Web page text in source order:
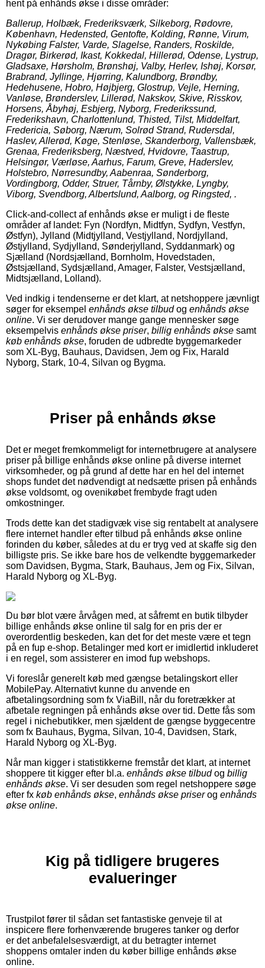
hent på enhånds økse i disse områder:
Ballerup, Holbæk, Frederiksværk, Silkeborg, Rødovre,
København, Hedensted, Gentofte, Kolding, Rønne, Virum,
Nykøbing Falster, Varde, Slagelse, Randers, Roskilde,
Dragør, Birkerød, Ikast, Kokkedal, Hillerød, Odense, Lystrup,
Gladsaxe, Hørsholm, Brønshøj, Valby, Herlev, Ishøj, Korsør,
Brabrand, Jyllinge, Hjørring, Kalundborg, Brøndby,
Hedehusene, Hobro, Højbjerg, Glostrup, Vejle, Herning,
Vanløse, Brønderslev, Lillerød, Nakskov, Skive, Risskov,
Horsens, Åbyhøj, Esbjerg, Nyborg, Frederikssund,
Frederikshavn, Charlottenlund, Thisted, Tilst, Middelfart,
Fredericia, Søborg, Nærum, Solrød Strand, Rudersdal,
Haslev, Allerød, Køge, Stenløse, Skanderborg, Vallensbæk,
Grenaa, Frederiksberg, Næstved, Hvidovre, Taastrup,
Helsingør, Værløse, Aarhus, Farum, Greve, Haderslev,
Holstebro, Nørresundby, Aabenraa, Sønderborg,
Vordingborg, Odder, Struer, Tårnby, Ølstykke, Lyngby,
Viborg, Svendborg, Albertslund, Aalborg, og Ringsted, .
Click-and-collect af enhånds økse er muligt i de fleste
områder af landet: Fyn (Nordfyn, Midtfyn, Sydfyn, Vestfyn,
Østfyn), Jylland (Midtjylland, Vestjylland, Nordjylland,
Østjylland, Sydjylland, Sønderjylland, Syddanmark) og
Sjælland (Nordsjælland, Bornholm, Hovedstaden,
Østsjælland, Sydsjælland, Amager, Falster, Vestsjælland,
Midtsjælland, Lolland).
Ved indkig i tendenserne er det klart, at netshoppere jævnligt
søger for eksempel enhånds økse tilbudog enhånds økse
online. Vi ser derudover mange gange mennesker søge
eksempelvis enhånds økse priser, billig enhånds økse samt
køb enhånds økse, foruden de udbredte byggemarkeder
som XL-Byg, Bauhaus, Davidsen, Jem og Fix, Harald
Nyborg, Stark, 10-4, Silvan og Bygma.
Priser på enhånds økse
Det er meget fremkommeligt for internetbrugere at analysere
priser på billige enhånds økse online på diverse internet
virksomheder, og på grund af dette har en hel del internet
shops fundet det nødvendigt at nedsætte prisen på enhånds
økse voldsomt, og ovenikøbet frembyde fragt uden
omkostninger.
Trods dette kan det stadigvæk vise sig rentabelt at analysere
flere internet handler efter tilbud på enhånds økse online
forinden du køber, således at du er tryg ved at skaffe sig den
billigste pris. Se ikke bare hos de velkendte byggemarkeder
som Davidsen, Bygma, Stark, Bauhaus, Jem og Fix, Silvan,
Harald Nyborg og XL-Byg.
Du bør blot være årvågen med, at såfremt en butik tilbyder
billige enhånds økse online til salg for en pris der er
overordentlig beskeden, kan det for det meste være et tegn
på en fup e-shop. Betalinger med kort er imidlertid inkluderet
i en regel, som assisterer en imod fup webshops.
Vi foreslår generelt køb med gængse betalingskort eller
MobilePay. Alternativt kunne du anvende en
afbetalingsordning som fx ViaBill, når du foretrækker at
afbetale regningen på enhånds økse over tid. Dette fås som
regel i nichebutikker, men sjældent de gængse byggecentre
som fx Bauhaus, Bygma, Silvan, 10-4, Davidsen, Stark,
Harald Nyborg og XL-Byg.
Når man kigger i statistikkerne fremstår det klart, at internet
shoppere tit kigger efter bl.a. enhånds økse tilbudog billig
enhånds økse. Vi ser desuden som regel netshoppere søge
efter fx køb enhånds økse, enhånds økse priserog enhånds
økse online.
Kig på tidligere brugeres
evalueringer
Trustpilot fører til sådan set fantastiske genveje til at
inspicere flere forhenværende brugeres tanker og derfor
er det anbefalelsesværdigt, at du betragter internet
shoppens omtaler inden du køber billige enhånds økse
online.